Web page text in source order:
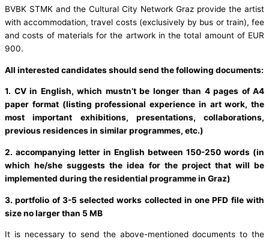
BVBK STMK and the Cultural City Network Graz provide the artist
with accommodation, travel costs (exclusively by bus or train), fee
and costs of materials for the artwork in the total amount of EUR
900.
All interested candidates should send the following documents:
1. CV in English, which mustn’t be longer than 4 pages of A4
paper format (listing professional experience in art work, the
most important exhibitions, presentations, collaborations,
previous residences in similar programmes, etc.)
2. accompanying letter in English between 150-250 words (in
which he/she suggests the idea for the project that will be
implemented during the residential programme in Graz)
3. portfolio of 3-5 selected works collected in one PFD file with
size no larger than 5 MB
It is necessary to send the above-mentioned documents to the